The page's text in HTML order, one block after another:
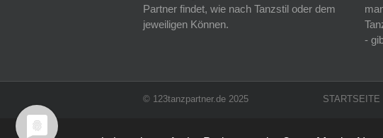
Partner findet, wie nach Tanzstil oder dem
jeweiligen Können.
-
© 123tanzpartner.de 2025 STARTSEITE